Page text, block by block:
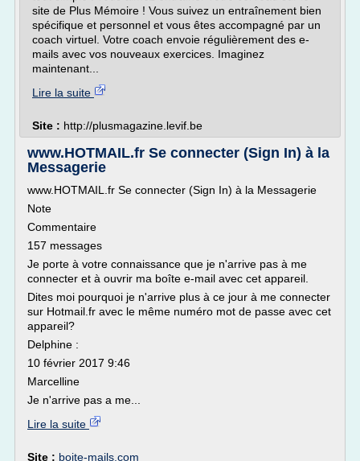
site de Plus Mémoire ! Vous suivez un entraînement bien
spécifique et personnel et vous êtes accompagné par un
coach virtuel. Votre coach envoie régulièrement des e-
mails avec vos nouveaux exercices. Imaginez
maintenant...
Lire la suite
Site : http://plusmagazine.levif.be
www.HOTMAIL.fr Se connecter (Sign In) à la
Messagerie
www.HOTMAIL.fr Se connecter (Sign In) à la Messagerie
Note
Commentaire
157 messages
Je porte à votre connaissance que je n'arrive pas à me
connecter et à ouvrir ma boîte e-mail avec cet appareil.
Dites moi pourquoi je n'arrive plus à ce jour à me connecter
sur Hotmail.fr avec le même numéro mot de passe avec cet
appareil?
Delphine :
10 février 2017 9:46
Marcelline
Je n'arrive pas a me...
Lire la suite
Site : boite-mails.com